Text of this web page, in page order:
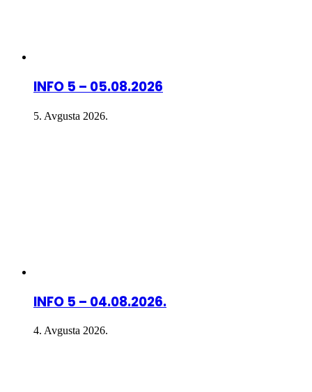
INFO 5 – 05.08.2026
5. Avgusta 2026.
INFO 5 – 04.08.2026.
4. Avgusta 2026.